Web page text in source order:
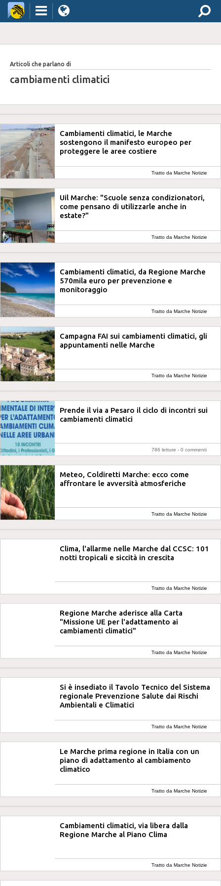
Articoli che parlano di
cambiamenti climatici
Cambiamenti climatici, le Marche
sostengono il manifesto europeo per
proteggere le aree costiere
Tratto da Marche Notizie
Uil Marche: "Scuole senza condizionatori,
come pensano di utilizzarle anche in
estate?"
Tratto da Marche Notizie
Cambiamenti climatici, da Regione Marche
570mila euro per prevenzione e
monitoraggio
Tratto da Marche Notizie
Campagna FAI sui cambiamenti climatici, gli
appuntamenti nelle Marche
Tratto da Marche Notizie
Prende il via a Pesaro il ciclo di incontri sui
cambiamenti climatici
786 letture - 0 commenti
Meteo, Coldiretti Marche: ecco come
affrontare le avversità atmosferiche
Tratto da Marche Notizie
Clima, l'allarme nelle Marche dal CCSC: 101
notti tropicali e siccità in crescita
Tratto da Marche Notizie
Regione Marche aderisce alla Carta
"Missione UE per l'adattamento ai
cambiamenti climatici"
Tratto da Marche Notizie
Si è insediato il Tavolo Tecnico del Sistema
regionale Prevenzione Salute dai Rischi
Ambientali e Climatici
Tratto da Marche Notizie
Le Marche prima regione in Italia con un
piano di adattamento al cambiamento
climatico
Tratto da Marche Notizie
Cambiamenti climatici, via libera dalla
Regione Marche al Piano Clima
Tratto da Marche Notizie